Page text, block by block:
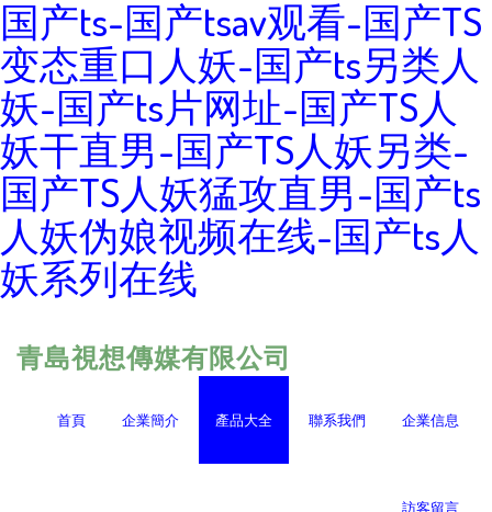
国产ts-国产tsav观看-国产TS
变态重口人妖-国产ts另类人
妖-国产ts片网址-国产TS人
妖干直男-国产TS人妖另类-
国产TS人妖猛攻直男-国产ts
人妖伪娘视频在线-国产ts人
妖系列在线
青島視想傳媒有限公司
首頁 企業簡介 產品大全 聯系我們 企業信息
訪客留言